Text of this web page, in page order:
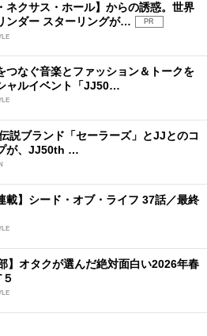
ネクサス・ホール】からの誘惑。世界
ンダー スターリングが…
PR
つなぐ音楽とファッション＆トークを
ャルイベント「JJ50…
説ブランド「セーラーズ」とJJとのコ
が、JJ50th …
載】シード・オブ・ライフ 37話／最終
】オタクが選んだ絶対面白い2026年春